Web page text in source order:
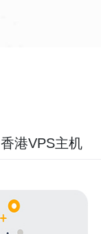
香港VPS主机